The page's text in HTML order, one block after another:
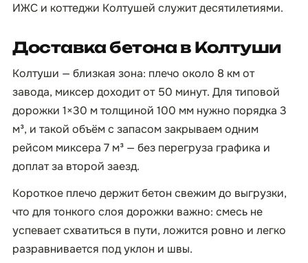
ИЖС и коттеджи Колтушей служит десятилетиями.
Доставка бетона в Колтуши
Колтуши — близкая зона: плечо около 8 км от
завода, миксер доходит от 50 минут. Для типовой
дорожки 1×30 м толщиной 100 мм нужно порядка 3
м³, и такой объём с запасом закрываем одним
рейсом миксера 7 м³ — без перегруза графика и
доплат за второй заезд.
Короткое плечо держит бетон свежим до выгрузки,
что для тонкого слоя дорожки важно: смесь не
успевает схватиться в пути, ложится ровно и легко
разравнивается под уклон и швы.